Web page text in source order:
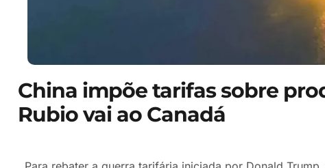
China impõe tarifas sobre
Rubio vai ao Canadá